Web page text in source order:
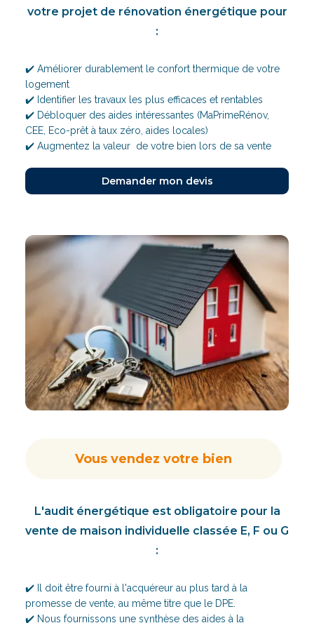
votre projet de rénovation énergétique pour
:
✔️ Améliorer durablement le confort thermique de votre
logement
✔️ Identifier les travaux les plus efficaces et rentables
✔️ Débloquer des aides intéressantes (MaPrimeRénov,
CEE, Eco-prêt à taux zéro, aides locales)
✔️ Augmentez la valeur de votre bien lors de sa vente
Demander mon devis
Vous vendez votre bien
L'audit énergétique est obligatoire pour la
vente de maison individuelle classée E, F ou G
:
✔️ Il doit être fourni à l'acquéreur au plus tard à la
promesse de vente, au même titre que le DPE.
✔️ Nous fournissons une synthèse des aides à la